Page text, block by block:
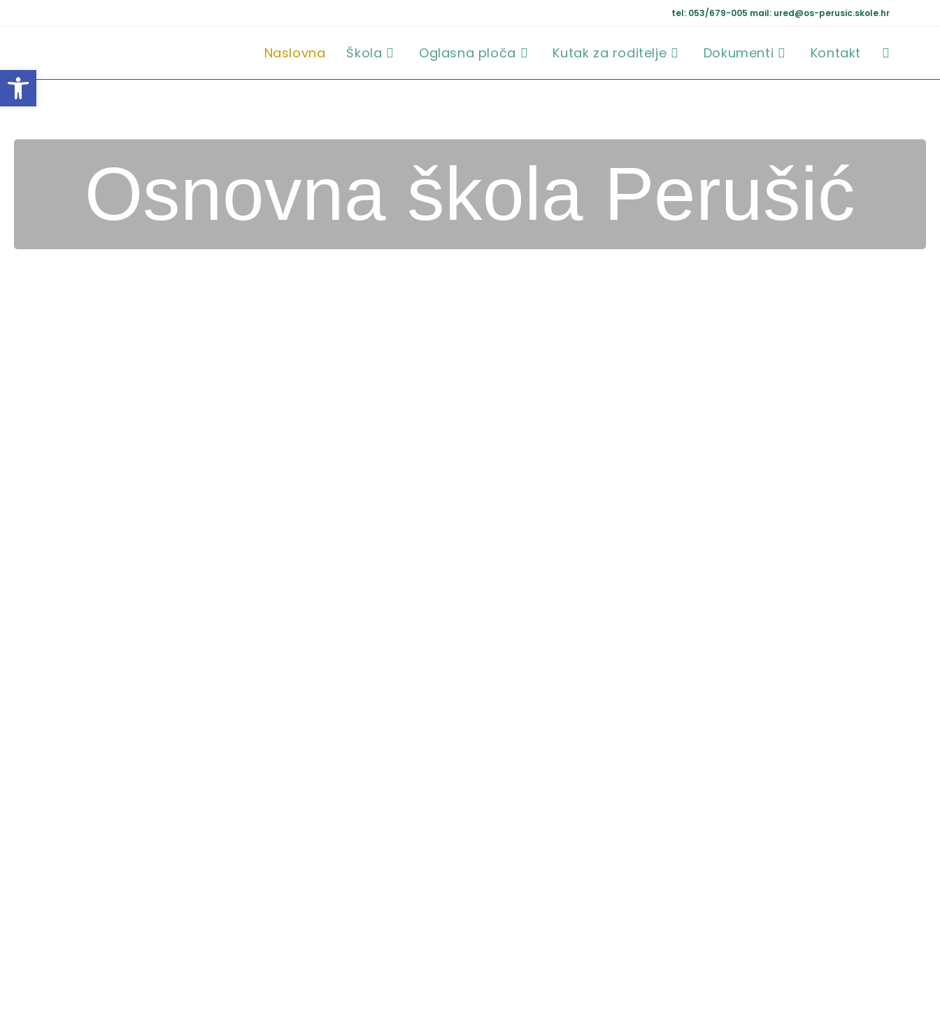
Open toolbar
tel: 053/679-005 mail: ured@os-perusic.skole.hr
Naslovna Škola Oglasna ploča Kutak za roditelje Dokumenti Kontakt
Osnovna škola Perušić